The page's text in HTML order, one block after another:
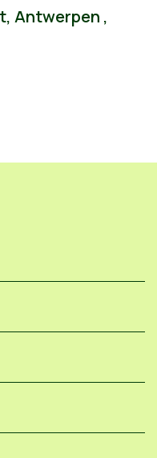
Antwerpen ,